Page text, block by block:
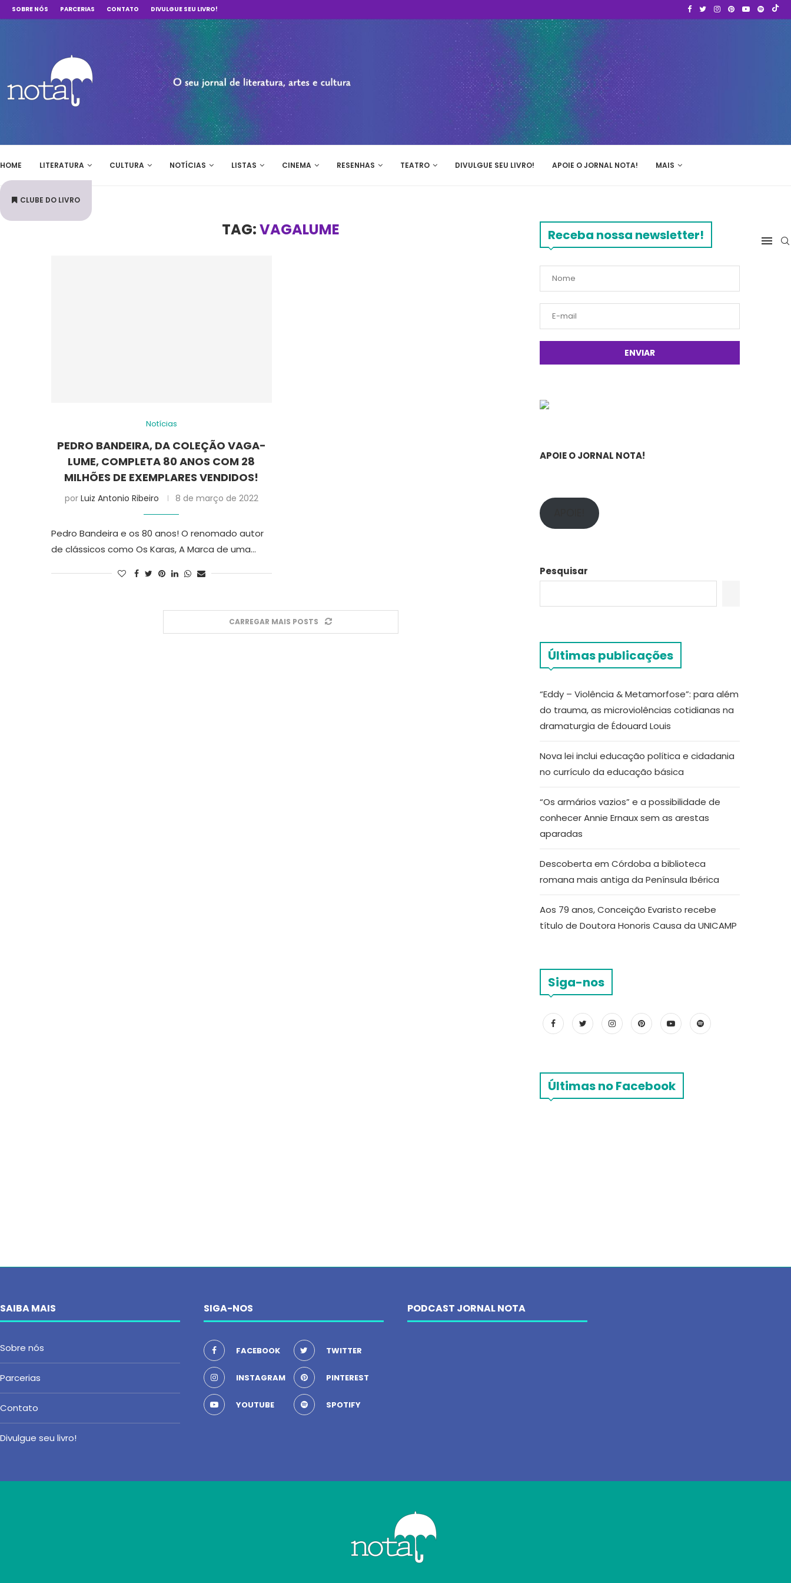
SOBRE NÓS PARCERIAS CONTATO DIVULGUE SEU LIVRO!
HOME LITERATURA CULTURA NOTÍCIAS LISTAS CINEMA RESENHAS TEATRO DIVULGUE SEU LIVRO! APOIE O JORNAL NOTA! MAIS
CLUBE DO LIVRO
TAG:VAGALUME
Notícias
PEDRO BANDEIRA, DA COLEÇÃO VAGA-
LUME, COMPLETA 80 ANOS COM 28
MILHÕES DE EXEMPLARES VENDIDOS!
por Luiz Antonio Ribeiro 8 de março de 2022
Pedro Bandeira e os 80 anos! O renomado autor
de clássicos como Os Karas, A Marca de uma…
CARREGAR MAIS POSTS
Receba nossa newsletter!
APOIE O JORNAL NOTA!
Pesquisar
Últimas publicações
“Eddy – Violência & Metamorfose”: para além
do trauma, as microviolências cotidianas na
dramaturgia de Édouard Louis
Nova lei inclui educação política e cidadania
no currículo da educação básica
“Os armários vazios” e a possibilidade de
conhecer Annie Ernaux sem as arestas
aparadas
Descoberta em Córdoba a biblioteca
romana mais antiga da Península Ibérica
Aos 79 anos, Conceição Evaristo recebe
título de Doutora Honoris Causa da UNICAMP
Siga-nos
Últimas no Facebook
SAIBA MAIS
Sobre nós
Parcerias
Contato
Divulgue seu livro!
SIGA-NOS
FACEBOOK TWITTER
INSTAGRAM PINTEREST
YOUTUBE SPOTIFY
PODCAST JORNAL NOTA